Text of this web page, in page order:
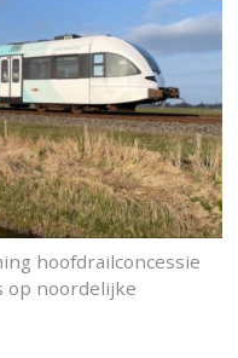
hoofdrailconcessie
op noordelijke